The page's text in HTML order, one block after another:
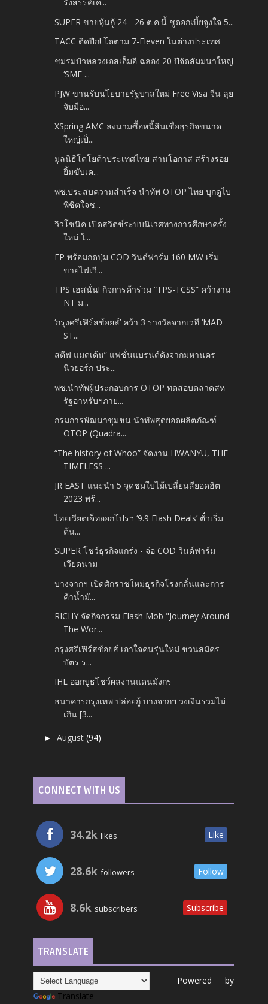
รังสรรค์เค...
SUPER ขายหุ้นกู้ 24 - 26 ต.ค.นี้ ชูดอกเบี้ยจูงใจ 5...
TACC ติดปีก! โตตาม 7-Eleven ในต่างประเทศ
ชมรมบัวหลวงเอสเอ็มอี ฉลอง 20 ปีจัดสัมมนาใหญ่
‘SME ...
PJW ขานรับนโยบายรัฐบาลใหม่ Free Visa จีน ลุย
จับมือ...
XSpring AMC ลงนามซื้อหนี้สินเชื่อธุรกิจขนาด
ใหญ่เป็...
มูลนิธิโตโยต้าประเทศไทย สานโอกาส สร้างรอย
ยิ้มขับเค...
พช.ประสบความสำเร็จ นำทัพ OTOP ไทย บุกดูไบ
พิชิตใจช...
วิวโซนิค เปิดสวิตช์ระบบนิเวศทางการศึกษาครั้ง
ใหม่ ใ...
EP พร้อมกดปุ่ม COD วินด์ฟาร์ม 160 MW เริ่ม
ขายไฟเวี...
TPS เฮสนั่น! กิจการค้าร่วม “TPS-TCSS” คว้างาน
NT ม...
‘กรุงศรีเฟิร์สช้อยส์’ คว้า 3 รางวัลจากเวที ‘MAD
ST...
สตีฟ แมดเด้น” แฟชั่นแบรนด์ดังจากมหานคร
นิวยอร์ก ประ...
พช.นำทัพผู้ประกอบการ OTOP ทดสอบตลาดสห
รัฐอาหรับฯภาย...
กรมการพัฒนาชุมชน นำทัพสุดยอดผลิตภัณฑ์
OTOP (Quadra...
“The history of Whoo” จัดงาน HWANYU, THE
TIMELESS ...
JR EAST แนะนำ 5 จุดชมใบไม้เปลี่ยนสียอดฮิต
2023 พร้...
ไทยเวียตเจ็ทออกโปรฯ ‘9.9 Flash Deals’ ตั๋วเริ่ม
ต้น...
SUPER โชว์ธุรกิจแกร่ง - จ่อ COD วินด์ฟาร์ม
เวียดนาม
บางจากฯ เปิดศักราชใหม่ธุรกิจโรงกลั่นและการ
ค้าน้ำมั...
RICHY จัดกิจกรรม Flash Mob "Journey Around
The Wor...
กรุงศรีเฟิร์สช้อยส์ เอาใจคนรุ่นใหม่ ชวนสมัคร
บัตร ร...
IHL ออกบูธโชว์ผลงานแดนมังกร
ธนาคารกรุงเทพ ปล่อยกู้ บางจากฯ วงเงินรวมไม่
เกิน [3...
►August(94)
CONNECT WITH US
34.2k likes Like
28.6k followers Follow
8.6k subscribers Subscribe
TRANSLATE
Powered by
Translate